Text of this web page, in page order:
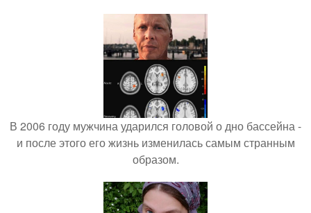
В 2006 году мужчина ударился головой о дно бассейна -
и после этого его жизнь изменилась самым странным
образом.